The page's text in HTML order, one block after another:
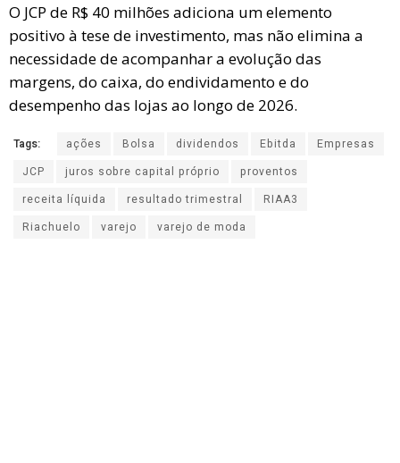
O JCP de R$ 40 milhões adiciona um elemento
positivo à tese de investimento, mas não elimina a
necessidade de acompanhar a evolução das
margens, do caixa, do endividamento e do
desempenho das lojas ao longo de 2026.
Tags: ações Bolsa dividendos Ebitda
Empresas
JCP
juros sobre capital próprio
proventos
receita líquida
resultado trimestral
RIAA3
Riachuelo
varejo varejo de moda